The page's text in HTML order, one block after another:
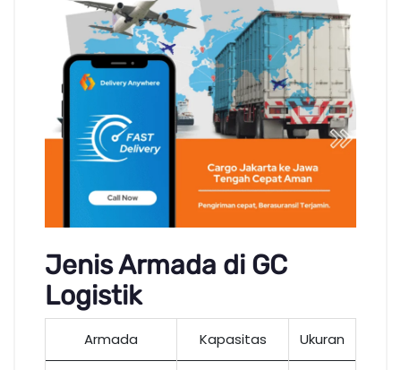
Jenis Armada di GC
Logistik
Armada Kapasitas Ukuran